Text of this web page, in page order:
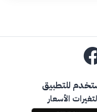
للتطبيق
الأسعار